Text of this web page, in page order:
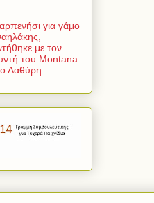
για γάμο
με τον
του Montana
Λαθύρη